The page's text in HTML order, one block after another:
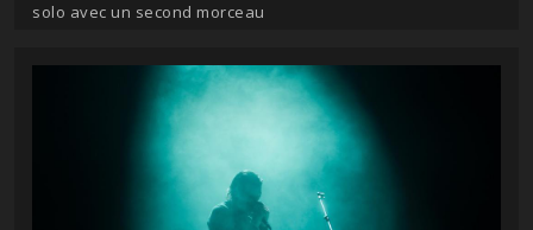
solo avec un second morceau